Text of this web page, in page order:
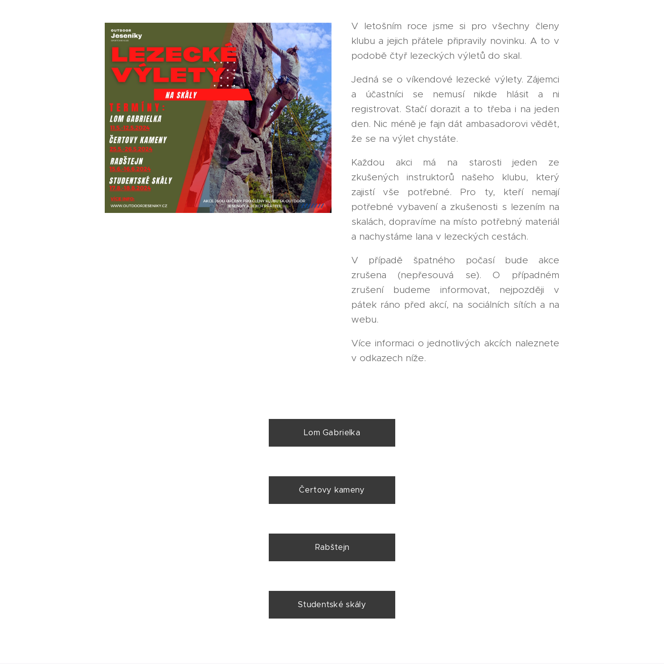
V letošním roce jsme si pro všechny členy
klubu a jejich přátele připravily novinku. A to v
podobě čtyř lezeckých výletů do skal.
Jedná se o víkendové lezecké výlety. Zájemci
a účastníci se nemusí nikde hlásit a ni
registrovat. Stačí dorazit a to třeba i na jeden
den. Nic méně je fajn dát ambasadorovi vědět,
že se na výlet chystáte.
Každou akci má na starosti jeden ze
zkušených instruktorů našeho klubu, který
zajistí vše potřebné. Pro ty, kteří nemají
potřebné vybavení a zkušenosti s lezením na
skalách, dopravíme na místo potřebný materiál
a nachystáme lana v lezeckých cestách.
V případě špatného počasí bude akce
zrušena (nepřesouvá se). O případném
zrušení budeme informovat, nejpozději v
pátek ráno před akcí, na sociálních sítích a na
webu.
Více informaci o jednotlivých akcích naleznete
v odkazech níže.
Lom Gabrielka
Čertovy kameny
Rabštejn
Studentské skály